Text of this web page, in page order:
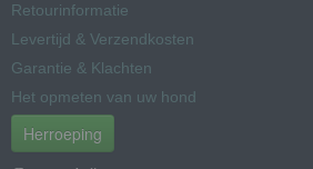
Retourinformatie
Levertijd & Verzendkosten
Garantie & Klachten
Het opmeten van uw hond
Herroeping